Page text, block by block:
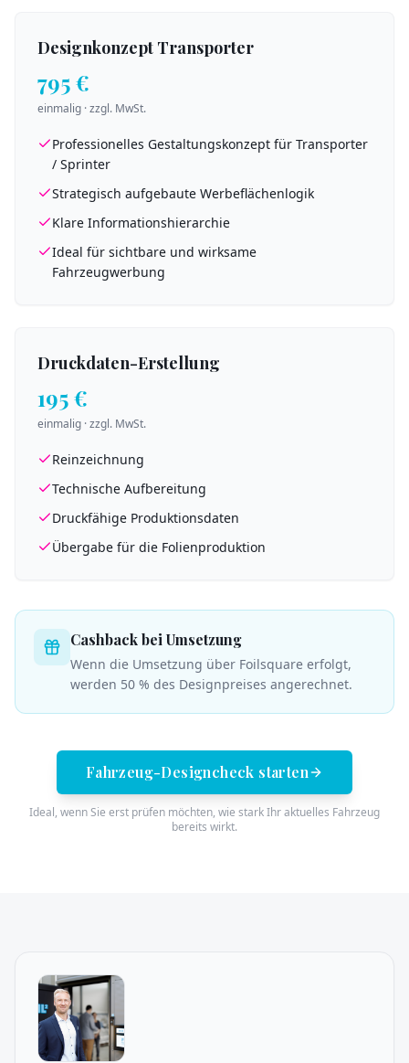
Designkonzept Transporter
795 €
einmalig · zzgl. MwSt.
Professionelles Gestaltungskonzept für Transporter
/ Sprinter
Strategisch aufgebaute Werbeflächenlogik
Klare Informationshierarchie
Ideal für sichtbare und wirksame
Fahrzeugwerbung
Druckdaten-Erstellung
195 €
einmalig · zzgl. MwSt.
Reinzeichnung
Technische Aufbereitung
Druckfähige Produktionsdaten
Übergabe für die Folienproduktion
Cashback bei Umsetzung
Wenn die Umsetzung über Foilsquare erfolgt,
werden 50 % des Designpreises angerechnet.
Fahrzeug-Designcheck starten
Ideal, wenn Sie erst prüfen möchten, wie stark Ihr aktuelles Fahrzeug
bereits wirkt.